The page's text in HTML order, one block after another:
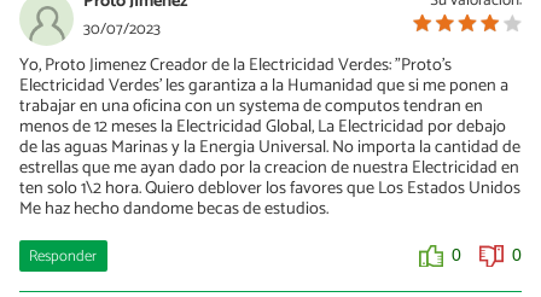
30/07/2023
Yo, Proto Jimenez Creador de la Electricidad Verdes: "Proto's
Electricidad Verdes' les garantiza a la Humanidad que si me ponen a
trabajar en una oficina con un systema de computos tendran en
menos de 12 meses la Electricidad Global, La Electricidad por debajo
de las aguas Marinas y la Energia Universal. No importa la cantidad de
estrellas que me ayan dado por la creacion de nuestra Electricidad en
ten solo 1\2 hora. Quiero deblover los favores que Los Estados Unidos
Me haz hecho dandome becas de estudios.
Responder 0 0